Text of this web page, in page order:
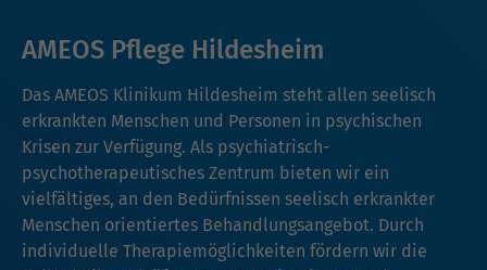
AMEOS Pflege Hildesheim
Das AMEOS Klinikum Hildesheim steht allen seelisch
erkrankten Menschen und Personen in psychischen
Krisen zur Verfügung. Als psychiatrisch-
psychotherapeutisches Zentrum bieten wir ein
vielfältiges, an den Bedürfnissen seelisch erkrankter
Menschen orientiertes Behandlungsangebot. Durch
individuelle Therapiemöglichkeiten fördern wir die